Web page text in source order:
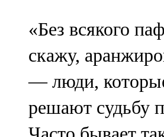
«Без всякого
скажу,
— люди,
решают судьбу